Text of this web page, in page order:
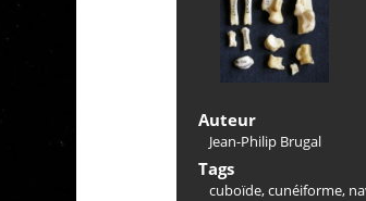
Auteur
Jean-Philip Brugal
Tags
cuboïde,cunéiforme,